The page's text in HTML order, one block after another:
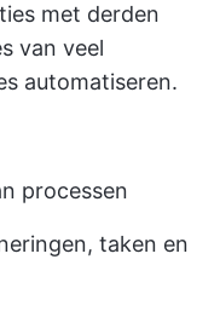
met derden
van veel
automatiseren.
processen
taken en